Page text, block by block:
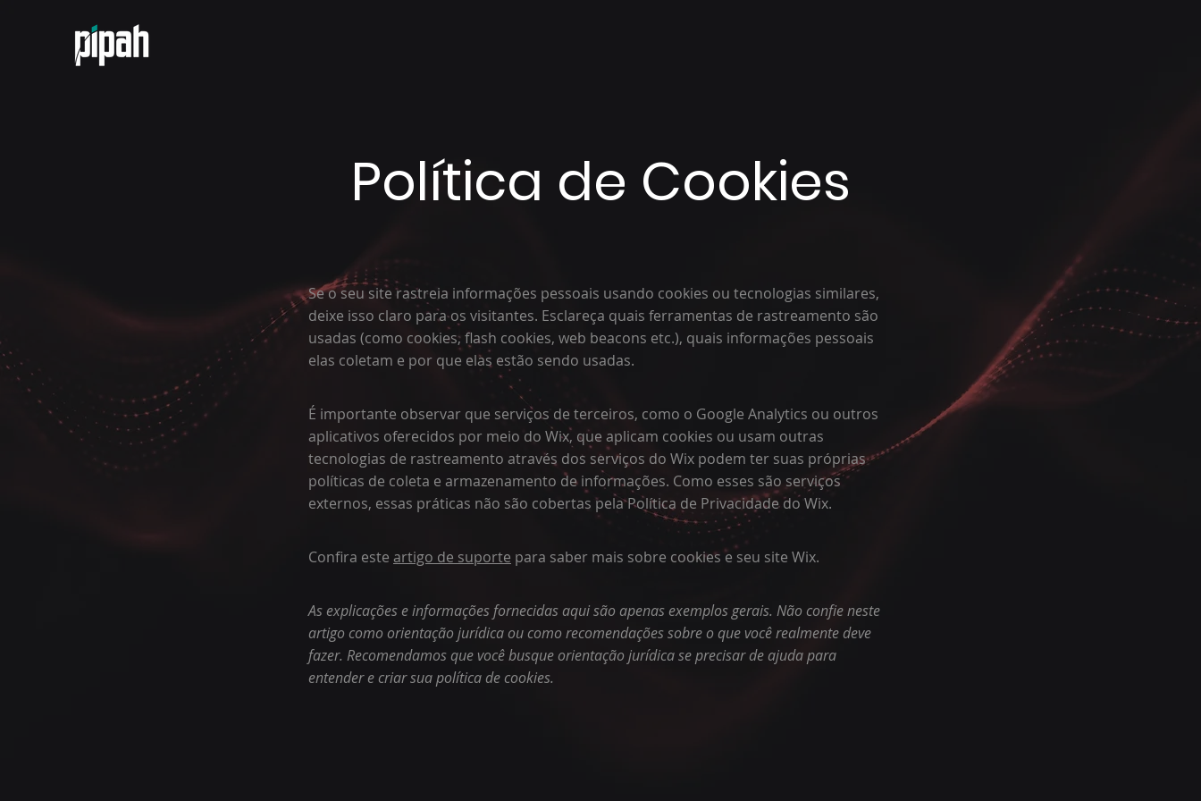
Política de Cookies
Se o seu site rastreia informações pessoais usando cookies ou tecnologias similares,
deixe isso claro para os visitantes. Esclareça quais ferramentas de rastreamento são
usadas (como cookies, flash cookies, web beacons etc.), quais informações pessoais
elas coletam e por que elas estão sendo usadas.
É importante observar que serviços de terceiros, como o Google Analytics ou outros
aplicativos oferecidos por meio do Wix, que aplicam cookies ou usam outras
tecnologias de rastreamento através dos serviços do Wix podem ter suas próprias
políticas de coleta e armazenamento de informações. Como esses são serviços
externos, essas práticas não são cobertas pela Política de Privacidade do Wix.
Confira este artigo de suporte para saber mais sobre cookies e seu site Wix.
As explicações e informações fornecidas aqui são apenas exemplos gerais. Não confie neste
artigo como orientação jurídica ou como recomendações sobre o que você realmente deve
fazer. Recomendamos que você busque orientação jurídica se precisar de ajuda para
entender e criar sua política de cookies.